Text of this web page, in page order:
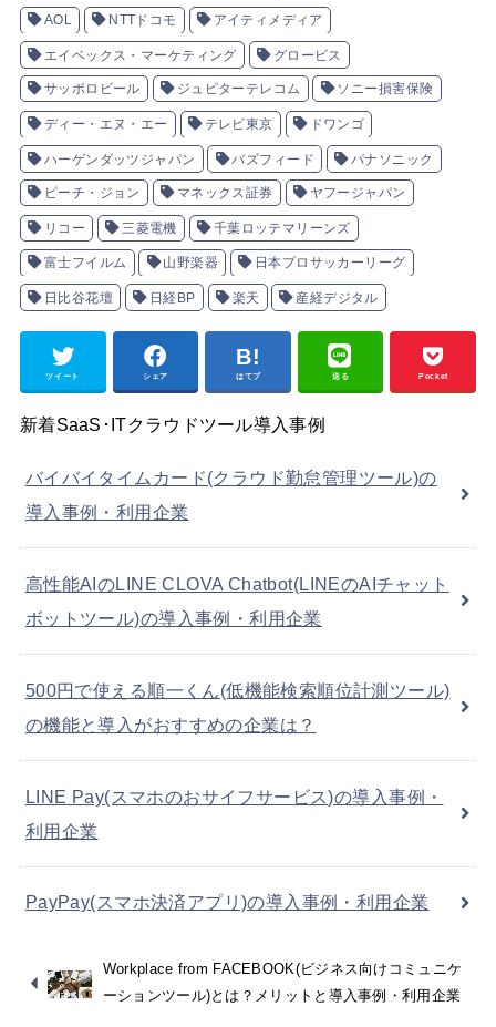
AOL NTTドコモ アイティメディア
エイベックス・マーケティング グロービス
サッポロビール ジュピターテレコム ソニー損害保険
ディー・エヌ・エー テレビ東京 ドワンゴ
ハーゲンダッツジャパン バズフィード パナソニック
ピーチ・ジョン マネックス証券 ヤフージャパン
リコー 三菱電機 千葉ロッテマリーンズ
富士フイルム 山野楽器 日本プロサッカーリーグ
日比谷花壇 日経BP 楽天 産経デジタル
ツイート シェア はてブ 送る Pocket
新着SaaS･ITクラウドツール導入事例
バイバイタイムカード(クラウド勤怠管理ツール)の
導入事例・利用企業
高性能AIのLINE CLOVA Chatbot(LINEのAIチャット
ボットツール)の導入事例・利用企業
500円で使える順一くん(低機能検索順位計測ツール)
の機能と導入がおすすめの企業は？
LINE Pay(スマホのおサイフサービス)の導入事例・
利用企業
PayPay(スマホ決済アプリ)の導入事例・利用企業
Workplace from FACEBOOK(ビジネス向けコミュニケ
ーションツール)とは？メリットと導入事例・利用企業